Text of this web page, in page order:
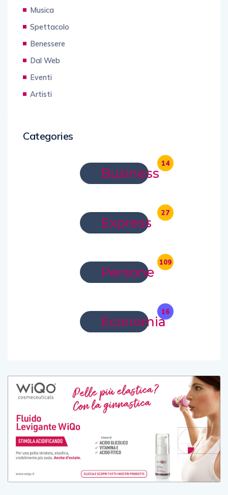
Musica
Spettacolo
Benessere
Dal Web
Eventi
Artisti
Categories
Business
14
Express
27
Persone
109
Economia
16